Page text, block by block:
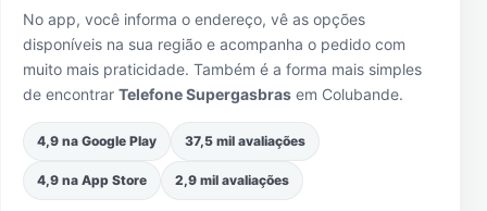
No app, você informa o endereço, vê as opções
disponíveis na sua região e acompanha o pedido com
muito mais praticidade. Também é a forma mais simples
de encontrar Telefone Supergasbras em Colubande.
4,9 na Google Play 37,5 mil avaliações
4,9 na App Store 2,9 mil avaliações